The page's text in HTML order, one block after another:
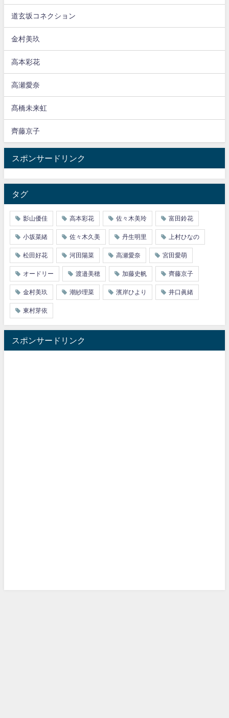
道玄坂コネクション
金村美玖
高本彩花
高瀬愛奈
髙橋未来虹
齊藤京子
スポンサードリンク
タグ
影山優佳 高本彩花 佐々木美玲 富田鈴花
小坂菜緒 佐々木久美 丹生明里 上村ひなの
松田好花 河田陽菜 高瀬愛奈 宮田愛萌
オードリー 渡邉美穂 加藤史帆 齊藤京子
金村美玖 潮紗理菜 濱岸ひより 井口眞緒
東村芽依
スポンサードリンク